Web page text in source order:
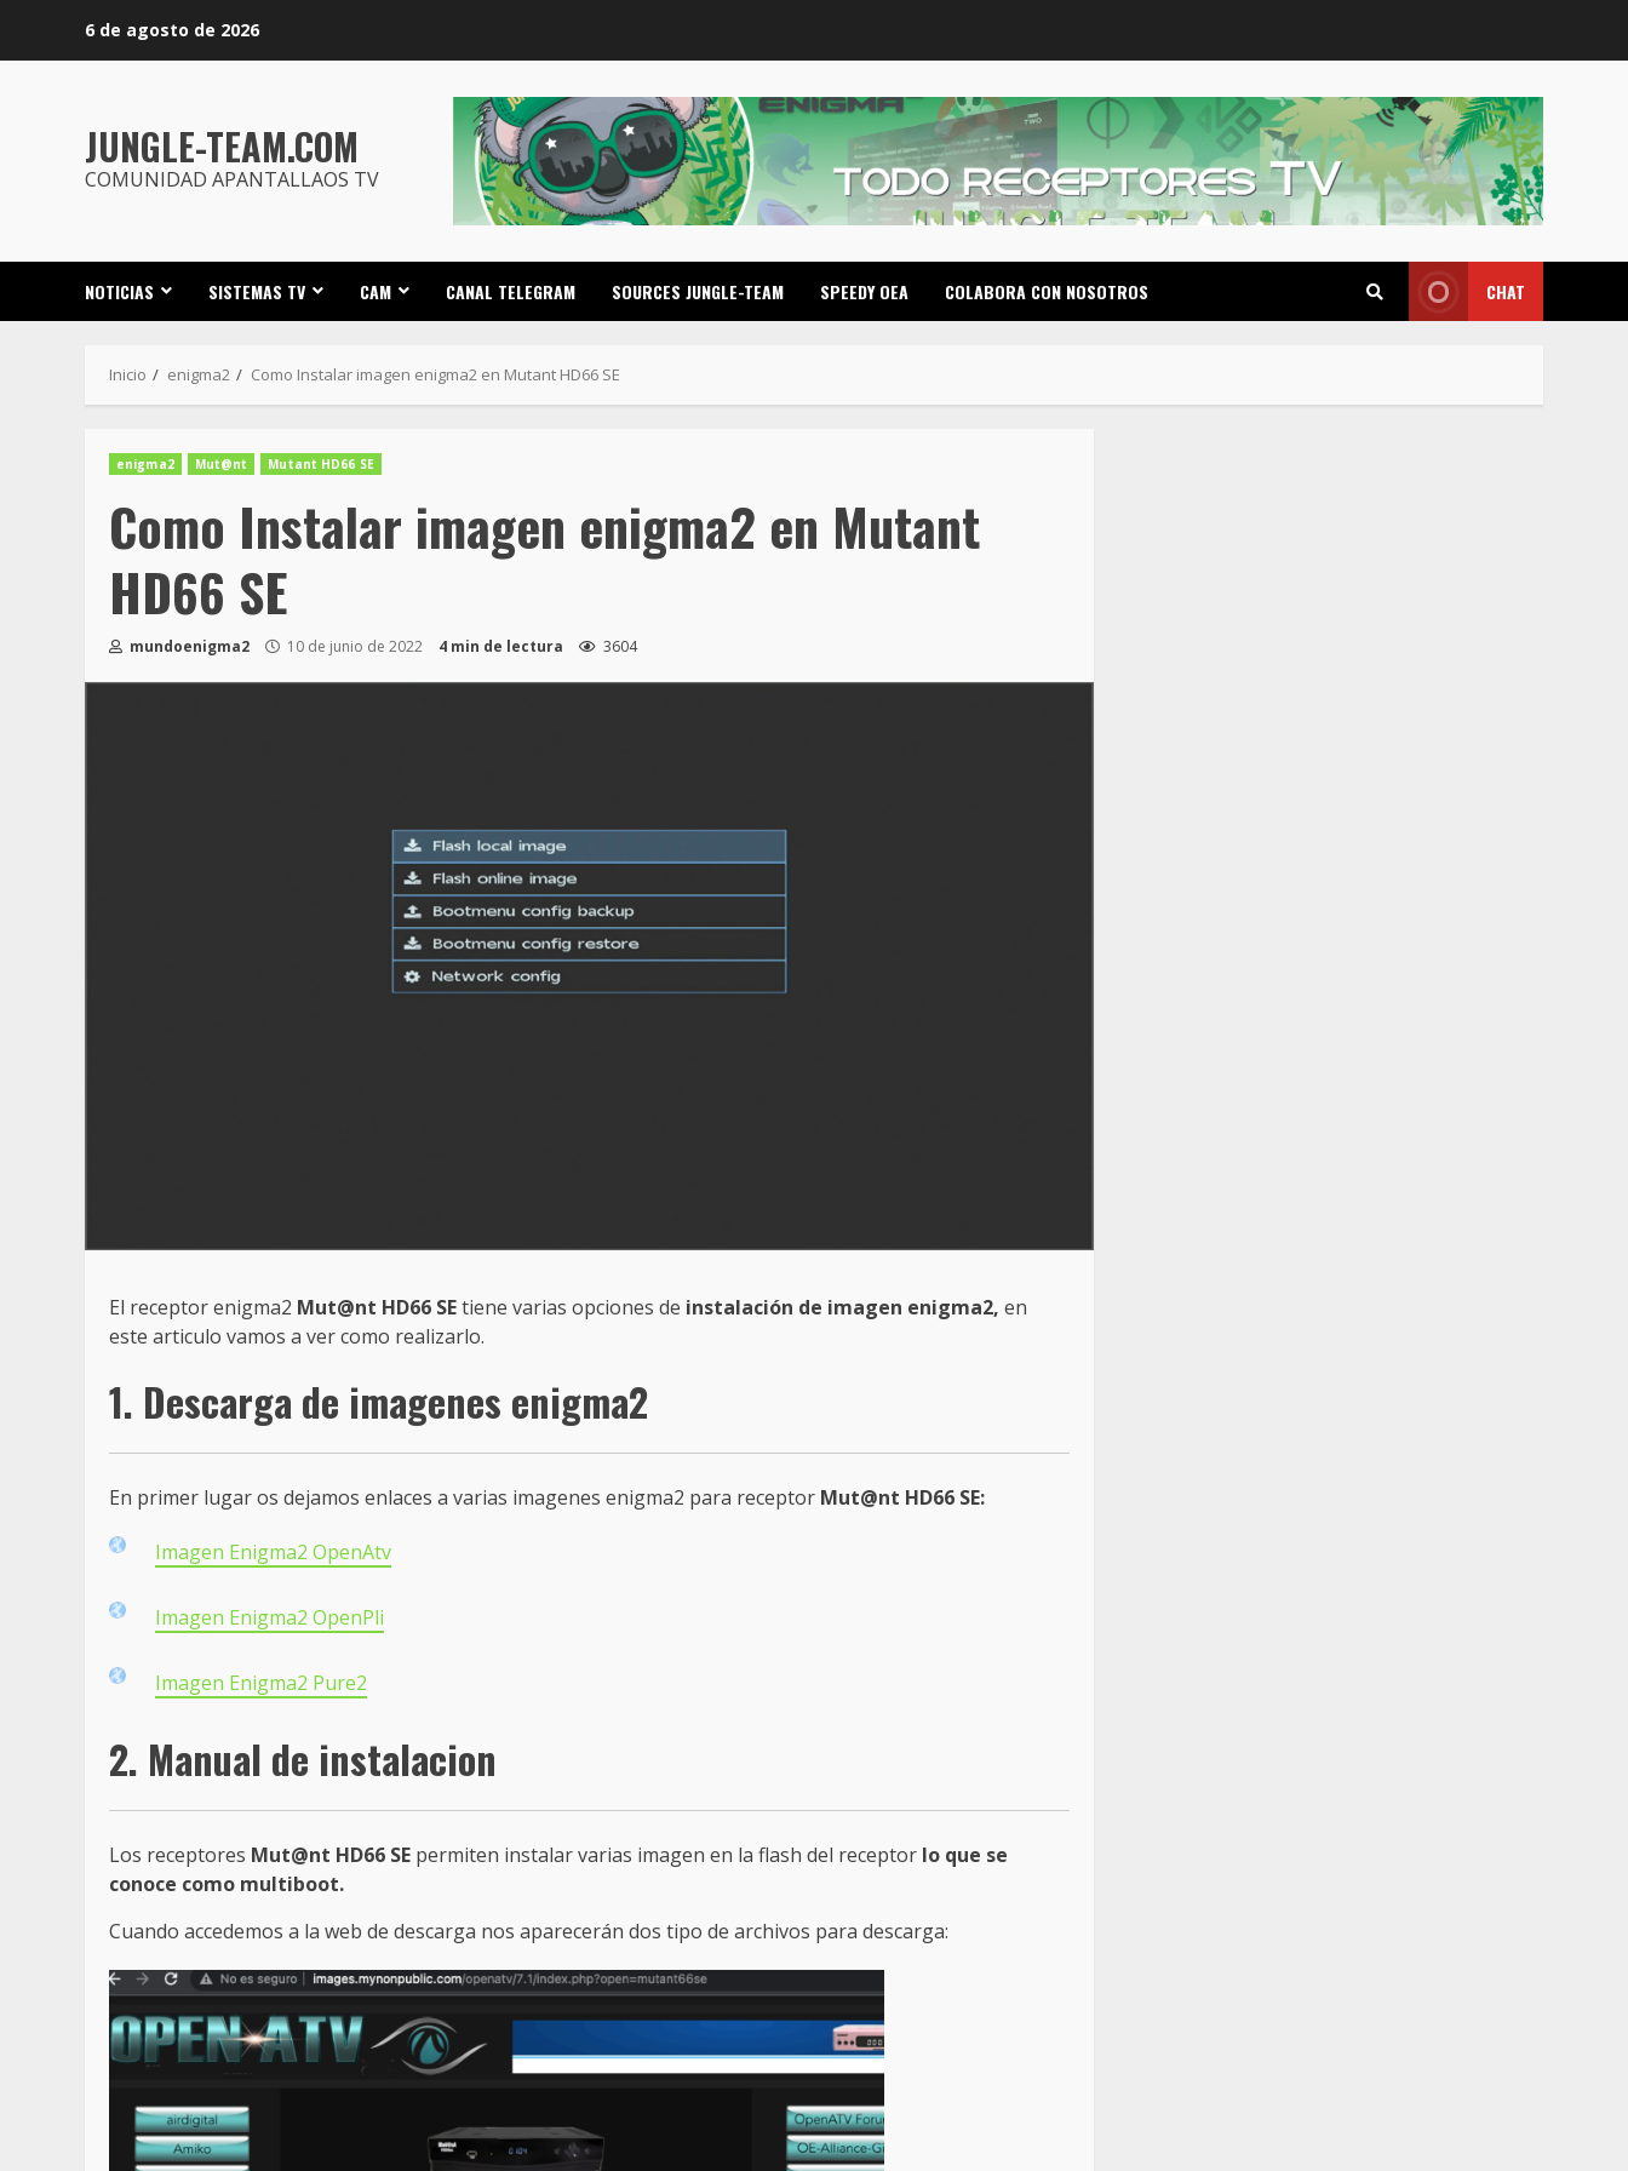
6 de agosto de 2026
JUNGLE-TEAM.COM
COMUNIDAD APANTALLAOS TV
NOTICIAS SISTEMAS TV CAM CANAL TELEGRAM SOURCES JUNGLE-TEAM SPEEDY OEA COLABORA CON NOSOTROS CHAT
Inicio enigma2 Como Instalar imagen enigma2 en Mutant HD66 SE
enigma2 Mut@nt Mutant HD66 SE
Como Instalar imagen enigma2 en Mutant
HD66 SE
mundoenigma2 10 de junio de 2022 4 min de lectura 3604
El receptor enigma2 Mut@nt HD66 SEtiene varias opciones de instalación de imagen enigma2, en
este articulo vamos a ver como realizarlo.
1. Descarga de imagenes enigma2
En primer lugar os dejamos enlaces a varias imagenes enigma2 para receptor Mut@nt HD66 SE:
Imagen Enigma2 OpenAtv
Imagen Enigma2 OpenPli
Imagen Enigma2 Pure2
2. Manual de instalacion
Los receptores Mut@nt HD66 SE permiten instalar varias imagen en la flash del receptor lo que se
conoce como multiboot.
Cuando accedemos a la web de descarga nos aparecerán dos tipo de archivos para descarga: